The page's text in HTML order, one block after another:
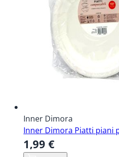
Inner Dimora
Inner Dimora Piatti piani
1,99 €